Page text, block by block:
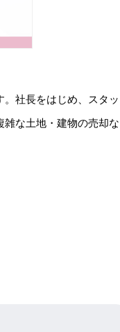
。社長をはじめ、スタッ
な土地・建物の売却な